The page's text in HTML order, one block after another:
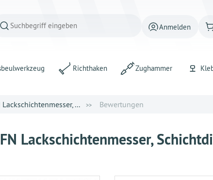
Anmelden
Richthaken Zughammer
Lackschichtenmesser, ... Bewertungen
Lackschichtenmesser,